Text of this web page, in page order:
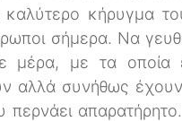
καλύτερο κήρυγμα
σήμερα. Να
μέρα, με τα οποία
αλλά συνήθως
περνάει